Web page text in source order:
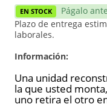
EN STOCK
Págalo
Plazo de entrega
laborales.
Información:
Una unidad
la que usted
uno retira el otro